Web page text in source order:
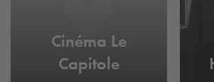
Cinéma Le
Capitole